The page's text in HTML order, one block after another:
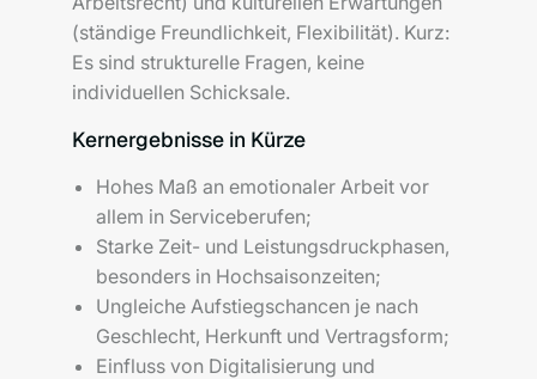
(ständige Freundlichkeit, Flexibilität). Kurz:
Es sind strukturelle Fragen, keine
individuellen Schicksale.
Kernergebnisse in Kürze
Hohes Maß an emotionaler Arbeit vor
allem in Serviceberufen;
Starke Zeit- und Leistungsdruckphasen,
besonders in Hochsaisonzeiten;
Ungleiche Aufstiegschancen je nach
Geschlecht, Herkunft und Vertragsform;
Einfluss von Digitalisierung und